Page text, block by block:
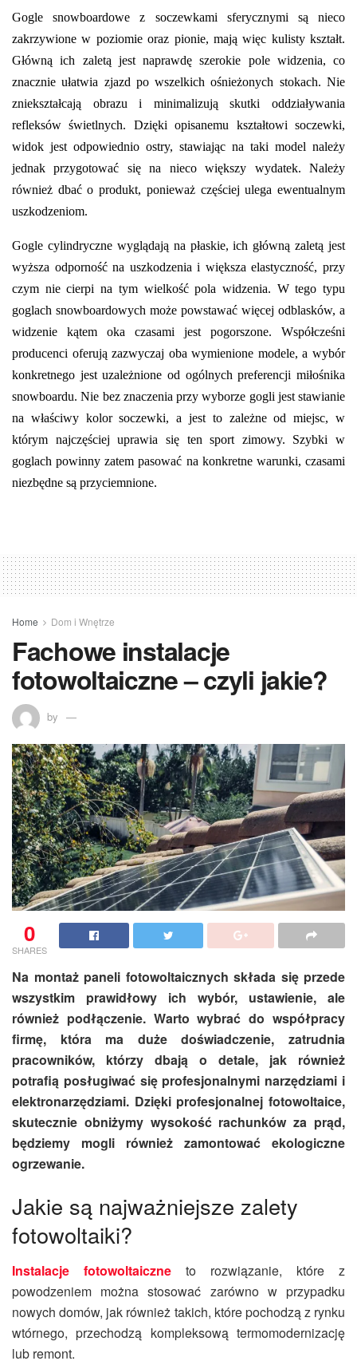
Gogle snowboardowe z soczewkami sferycznymi są nieco
zakrzywione w poziomie oraz pionie, mają więc kulisty kształt.
Główną ich zaletą jest naprawdę szerokie pole widzenia, co
znacznie ułatwia zjazd po wszelkich ośnieżonych stokach. Nie
zniekształcają obrazu i minimalizują skutki oddziaływania
refleksów świetlnych. Dzięki opisanemu kształtowi soczewki,
widok jest odpowiednio ostry, stawiając na taki model należy
jednak przygotować się na nieco większy wydatek. Należy
również dbać o produkt, ponieważ częściej ulega ewentualnym
uszkodzeniom.
Gogle cylindryczne wyglądają na płaskie, ich główną zaletą jest
wyższa odporność na uszkodzenia i większa elastyczność, przy
czym nie cierpi na tym wielkość pola widzenia. W tego typu
goglach snowboardowych może powstawać więcej odblasków, a
widzenie kątem oka czasami jest pogorszone. Współcześni
producenci oferują zazwyczaj oba wymienione modele, a wybór
konkretnego jest uzależnione od ogólnych preferencji miłośnika
snowboardu. Nie bez znaczenia przy wyborze gogli jest stawianie
na właściwy kolor soczewki, a jest to zależne od miejsc, w
którym najczęściej uprawia się ten sport zimowy. Szybki w
goglach powinny zatem pasować na konkretne warunki, czasami
niezbędne są przyciemnione.
Home Dom i Wnętrze
Fachowe instalacje
fotowoltaiczne – czyli jakie?
by
0
SHARES
Na montaż paneli fotowoltaicznych składa się przede
wszystkim prawidłowy ich wybór, ustawienie, ale
również podłączenie. Warto wybrać do współpracy
firmę, która ma duże doświadczenie, zatrudnia
pracowników, którzy dbają o detale, jak również
potrafią posługiwać się profesjonalnymi narzędziami i
elektronarzędziami. Dzięki profesjonalnej fotowoltaice,
skutecznie obniżymy wysokość rachunków za prąd,
będziemy mogli również zamontować ekologiczne
ogrzewanie.
Jakie są najważniejsze zalety
fotowoltaiki?
Instalacje fotowoltaiczne to rozwiązanie, które z
powodzeniem można stosować zarówno w przypadku
nowych domów, jak również takich, które pochodzą z rynku
wtórnego, przechodzą kompleksową termomodernizację
lub remont.